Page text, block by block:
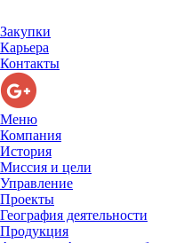
Закупки
Карьера
Контакты
Меню
Компания
История
Миссия и цели
Управление
Проекты
География деятельности
Продукция